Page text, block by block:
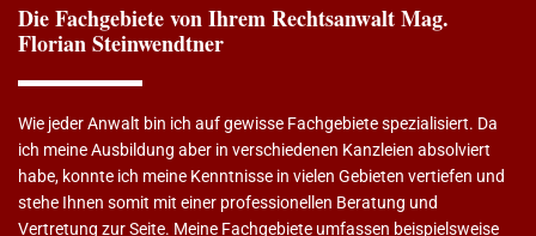
Die Fachgebiete von Ihrem Rechtsanwalt Mag.
Florian Steinwendtner
Wie jeder Anwalt bin ich auf gewisse Fachgebiete spezialisiert. Da
ich meine Ausbildung aber in verschiedenen Kanzleien absolviert
habe, konnte ich meine Kenntnisse in vielen Gebieten vertiefen und
stehe Ihnen somit mit einer professionellen Beratung und
Vertretung zur Seite. Meine Fachgebiete umfassen beispielsweise